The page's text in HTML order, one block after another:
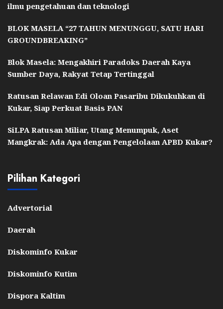
ilmu pengetahuan dan teknologi
BLOK MASELA “27 TAHUN MENUNGGU, SATU HARI
GROUNDBREAKING”
Blok Masela: Mengakhiri Paradoks Daerah Kaya
Sumber Daya, Rakyat Tetap Tertinggal
Ratusan Relawan Edi Oloan Pasaribu Dikukuhkan di
Kukar, Siap Perkuat Basis PAN
SiLPA Ratusan Miliar, Utang Menumpuk, Aset
Mangkrak: Ada Apa dengan Pengelolaan APBD Kukar?
Pilihan Kategori
Advertorial
Daerah
Diskominfo Kukar
Diskominfo Kutim
Dispora Kaltim